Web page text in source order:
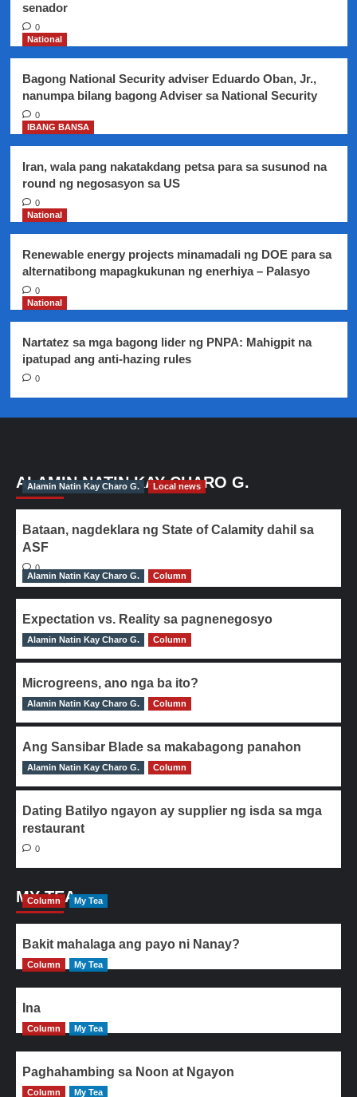
na
itigil
otopsiya
sa
hinihinalang
Dengvaxia
senador
0
National
Bagong National Security adviser Eduardo Oban, Jr.,
nanumpa bilang bagong Adviser sa National Security
0
IBANG BANSA
Iran, wala pang nakatakdang petsa para sa susunod na
round ng negosasyon sa US
0
National
Renewable energy projects minamadali ng DOE para sa
alternatibong mapagkukunan ng enerhiya – Palasyo
0
National
Nartatez sa mga bagong lider ng PNPA: Mahigpit na
ipatupad ang anti-hazing rules
0
ALAMIN NATIN KAY CHARO G.
Alamin Natin Kay Charo G. Local news
Bataan, nagdeklara ng State of Calamity dahil sa
ASF
0
Alamin Natin Kay Charo G.
Column
Expectation vs. Reality sa pagnenegosyo
0
Alamin Natin Kay Charo G. Column
Microgreens, ano nga ba ito?
0
Alamin Natin Kay Charo G. Column
Ang Sansibar Blade sa makabagong panahon
0
Alamin Natin Kay Charo G. Column
Dating Batilyo ngayon ay supplier ng isda sa mga
restaurant
0
MY TEA
Column My Tea
Bakit mahalaga ang payo ni Nanay?
Column My Tea
Ina
Column My Tea
Paghahambing sa Noon at Ngayon
Column My Tea